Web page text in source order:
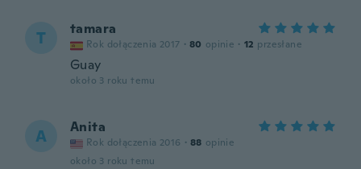
T tamara
Rok dołączenia 2017 · 80 opinie · 12 przesłane
Guay
około 3 roku temu
A Anita
Rok dołączenia 2016 · 88 opinie
około 3 roku temu